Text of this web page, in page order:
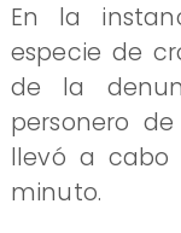
​En la
especie de
de la
personero
llevó a cabo
minuto.